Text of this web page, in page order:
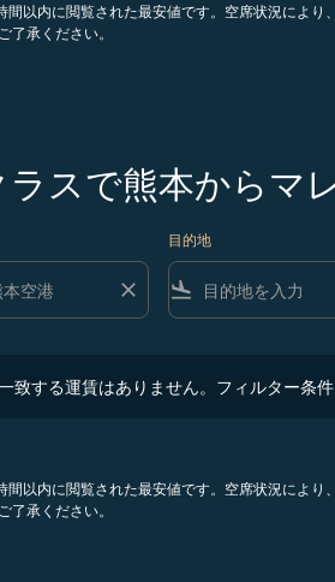
以内に閲覧された最安値です。空席状況によ
了承ください。
ラスで熊本からマ
close
目的地
flight_land
致する運賃はありません。フィルター条件
以内に閲覧された最安値です。空席状況によ
了承ください。